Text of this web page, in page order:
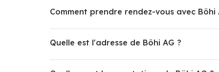
Comment prendre rendez-vous avec Böhi
Quelle est l'adresse de Böhi AG ?